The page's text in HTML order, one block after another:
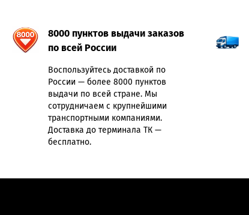
8000 пунктов выдачи заказов
по всей России
Воспользуйтесь доставкой по
России — более 8000 пунктов
выдачи по всей стране. Мы
сотрудничаем с крупнейшими
транспортными компаниями.
Доставка до терминала ТК —
бесплатно.